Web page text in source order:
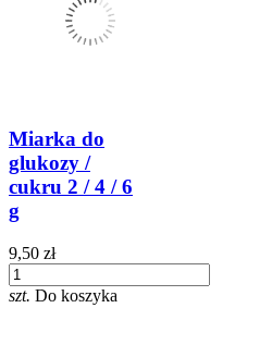
Miarka do
glukozy /
cukru 2 / 4 / 6
g
9,50 zł
szt. Do koszyka